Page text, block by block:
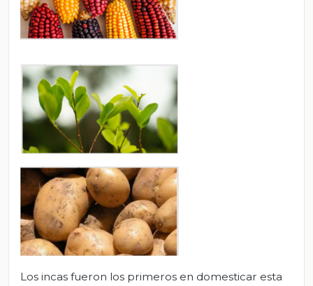
Los incas fueron los primeros en domesticar esta